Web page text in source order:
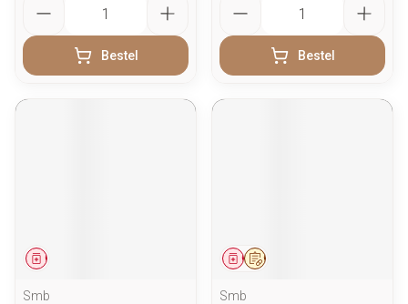
Bestel Bestel
Geneesmiddel
Smb
Op voorschrift
Geneesmiddel
Smb